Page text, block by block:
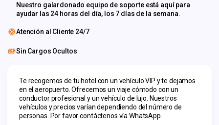
Nuestro galardonado equipo de soporte está aquí para
ayudar las 24 horas del día, los 7 días de la semana.
Atención al Cliente 24/7
Sin Cargos Ocultos
Te recogemos de tu hotel con un vehículo VIP y te dejamos
en el aeropuerto. Ofrecemos un viaje cómodo con un
conductor profesional y un vehículo de lujo. Nuestros
vehículos y precios varían dependiendo del número de
personas. Por favor contáctenos vía WhatsApp.